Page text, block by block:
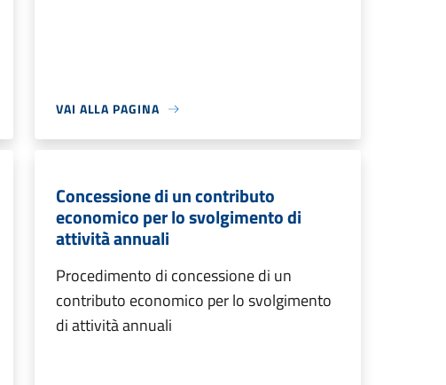
VAI ALLA PAGINA
Concessione di un contributo
economico per lo svolgimento di
attività annuali
Procedimento di concessione di un
contributo economico per lo svolgimento
di attività annuali